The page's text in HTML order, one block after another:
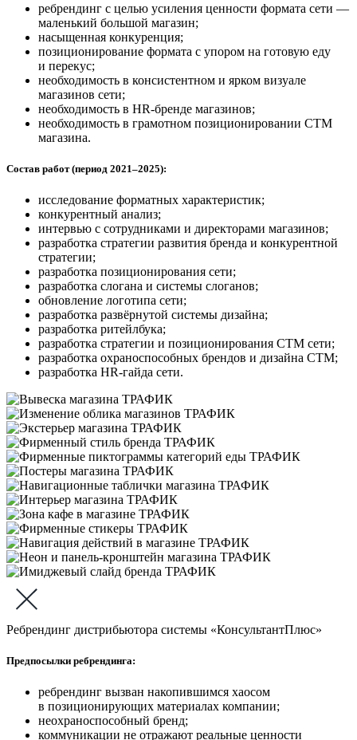
ребрендинг с целью усиления ценности формата сети —
маленький большой магазин;
насыщенная конкуренция;
позиционирование формата с упором на готовую еду
и перекус;
необходимость в консистентном и ярком визуале
магазинов сети;
необходимость в HR-бренде магазинов;
необходимость в грамотном позиционировании СТМ
магазина.
Состав работ (период 2021–2025):
исследование форматных характеристик;
конкурентный анализ;
интервью с сотрудниками и директорами магазинов;
разработка стратегии развития бренда и конкурентной
стратегии;
разработка позиционирования сети;
разработка слогана и системы слоганов;
обновление логотипа сети;
разработка развёрнутой системы дизайна;
разработка ритейлбука;
разработка стратегии и позиционирования СТМ сети;
разработка охраноспособных брендов и дизайна СТМ;
разработка HR-гайда сети.
Ребрендинг дистрибьютора системы «КонсультантПлюс»
Предпосылки ребрендинга:
ребрендинг вызван накопившимся хаосом
в позиционирующих материалах компании;
неохраноспособный бренд;
коммуникации не отражают реальные ценности